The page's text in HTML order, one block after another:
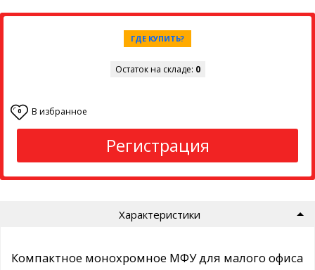
ГДЕ КУПИТЬ?
Остаток на складе: 0
0 В избранное
Регистрация
Характеристики
Компактное монохромное МФУ для малого офиса